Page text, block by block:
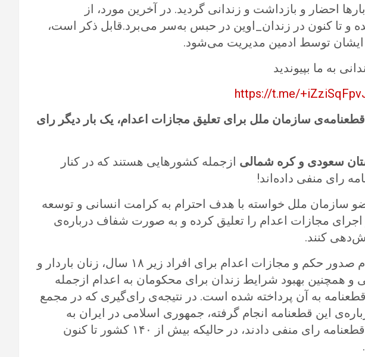
بارها احضار و بازداشت و زندانی گردید. در آخرین مورد، از
بازداشت شده و تا کنون در زندان_اوین در حبس به‌سر می‌برد.قابل ذکر است،
توسط ادمین مدیریت می‌شود.
به ما بپیوندید
https://t.me/
سازمان ملل برای تعلیق مجازات اعدام، یک بار دیگر رای
سعودی و کره شمالی ازجمله کشورهایی هستند که در کنار
رای منفی داده‌اند!
سازمان ملل خواسته با هدف احترام به کرامت انسانی و توسعه
مجازات اعدام را تعلیق کرده و به صورت شفاف درباره‌ی
کنند.
برگزاری دادرسی عادلانه، عدم صدور حکم و مجازات اعدام برای افراد زیر ۱۸ سال، زنان باردار و
و همچنین بهبود شرایط زندان برای محکومان به اعدام ازجمله
به آن پرداخته شده است. در نتیجه‌ی رای‌گیری که در مجمع
این قطعنامه انجام گرفته، جمهوری اسلامی در ایران به
همراه ۳۵ کشور دیگر، به این قطعنامه رای منفی دادند، در حالیکه بیش از ۱۴۰ کشور تا کنون